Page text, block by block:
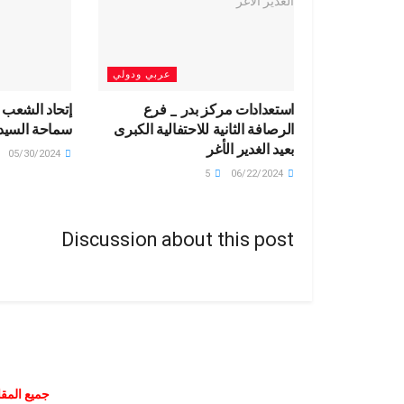
عربي ودولي
استعدادات مركز بدر _ فرع
الرصافة الثانية للاحتفالية الكبرى
بعيد الغدير الأغر
إتحاد
سماحة
Discussion about this post
جميع